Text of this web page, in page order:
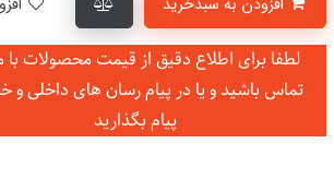
لطفا برای اطلاع دقیق از قیمت محصولات با
تماس باشید و یا در پیام رسان های داخلی و
پیام بگذارید